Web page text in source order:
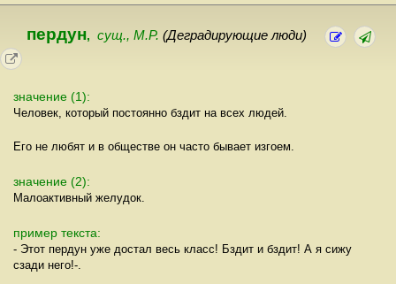
пердун, сущ., М.Р. (Деградирующие люди)
значение (1):
Человек, который постоянно бздит на всех людей.
Его не любят и в обществе он часто бывает изгоем.
значение (2):
Малоактивный желудок.
пример текста:
- Этот пердун уже достал весь класс! Бздит и бздит! А я сижу
сзади него!-.